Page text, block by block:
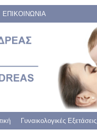
ΕΠΙΚΟΙΝΩΝΙΑ
Γυναικολογικές Εξετάσεις